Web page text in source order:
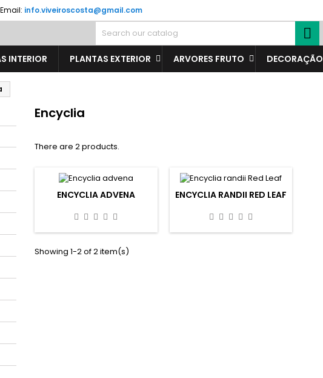
Email: info.viveiroscosta@gmail.com

INTERIOR PLANTAS EXTERIOR ARVORES FRUTO DECORAÇÃO
Encyclia
There are 2 products.
ENCYCLIA ADVENA ENCYCLIA RANDII RED LEAF
Showing 1-2 of 2 item(s)